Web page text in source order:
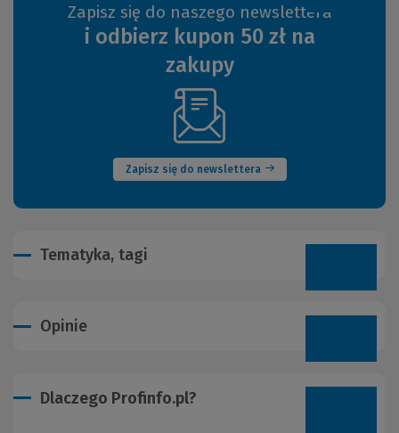
Zapisz się do naszego newslettera
i odbierz kupon 50 zł na
zakupy
Zapisz się do newslettera
(Nowe
okno)
Tematyka, tagi
Opinie
Dlaczego Profinfo.pl?